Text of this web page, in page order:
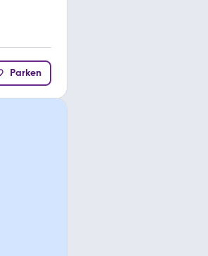
Parken